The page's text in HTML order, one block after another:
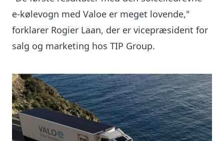
e-kølevogn med Valoe er meget lovende,"
forklarer Rogier Laan, der er vicepræsident for
salg og marketing hos TIP Group.